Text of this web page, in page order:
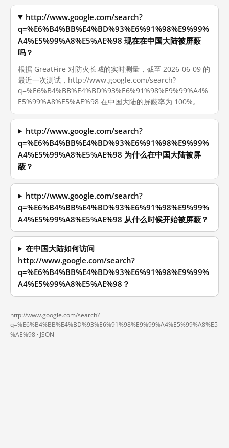
http://www.google.com/search?
q=%E6%B4%BB%E4%BD%93%E6%91%98%E9%99%
A4%E5%99%A8%E5%AE%98 现在在中国大陆被屏蔽
吗？
根据 GreatFire 对防火长城的实时测量，截至 2026-06-09 的
最近一次测试，http://www.google.com/search?
q=%E6%B4%BB%E4%BD%93%E6%91%98%E9%99%A4%
E5%99%A8%E5%AE%98 在中国大陆的屏蔽率为 100%。
http://www.google.com/search?
q=%E6%B4%BB%E4%BD%93%E6%91%98%E9%99%
A4%E5%99%A8%E5%AE%98 为什么在中国大陆被屏
蔽？
http://www.google.com/search?
q=%E6%B4%BB%E4%BD%93%E6%91%98%E9%99%
A4%E5%99%A8%E5%AE%98 从什么时候开始被屏蔽？
在中国大陆如何访问
http://www.google.com/search?
q=%E6%B4%BB%E4%BD%93%E6%91%98%E9%99%
A4%E5%99%A8%E5%AE%98？
http://www.google.com/search?
q=%E6%B4%BB%E4%BD%93%E6%91%98%E9%99%A4%E5%99%A8%E5
%AE%98 · JSON